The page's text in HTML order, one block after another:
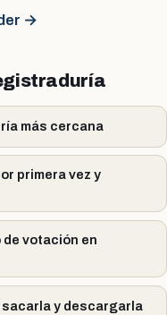
→
más cercana
primera vez y
votación en
sacarla y descargarla